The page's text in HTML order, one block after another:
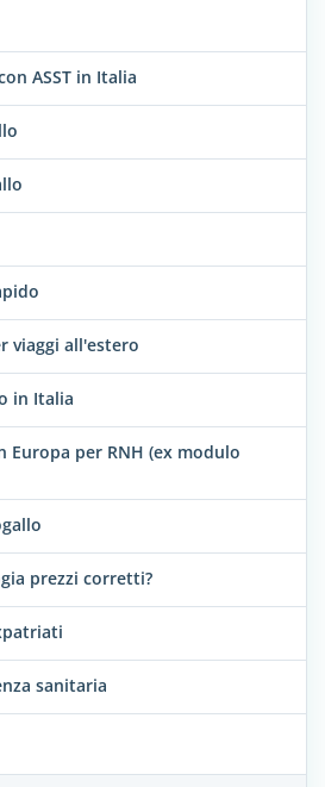
ASST in Italia
viaggi all'estero
in Italia
Europa per RNH (ex modulo
prezzi corretti?
sanitaria